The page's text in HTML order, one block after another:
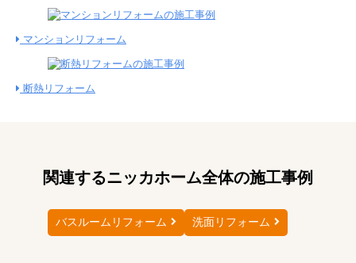
マンションリフォーム
断熱リフォーム
関連するニッカホーム全体の施工事例
バスルームリフォーム 洗面リフォーム